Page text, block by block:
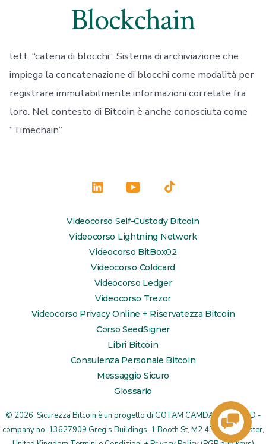
Blockchain
lett. “catena di blocchi”. Sistema di archiviazione che
impiega la concatenazione di blocchi come modalità per
registrare immutabilmente informazioni correlate fra
loro. Nel contesto di Bitcoin è anche conosciuta come
“Timechain”
Apri
LinkedIn
in
una
nuova
scheda
Apri
YouTube
in
una
nuova
scheda
Apri
TikTok
in
una
nuova
scheda
Videocorso Self-Custody Bitcoin
Videocorso Lightning Network
Videocorso BitBox02
Videocorso Coldcard
Videocorso Ledger
Videocorso Trezor
Videocorso Privacy Online + Riservatezza Bitcoin
Corso SeedSigner
Libri Bitcoin
Consulenza Personale Bitcoin
Messaggio Sicuro
Glossario
© 2026 Sicurezza Bitcoin è un progetto di GOTAM CAMDA MEDIA LTD -
company no. 13627909 Greg’s Buildings, 1 Booth St, M2 4DU Manchester,